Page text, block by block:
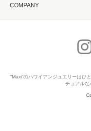
COMPANY
“Maxi”のハワイアンジュエリーはひ
チュアルな